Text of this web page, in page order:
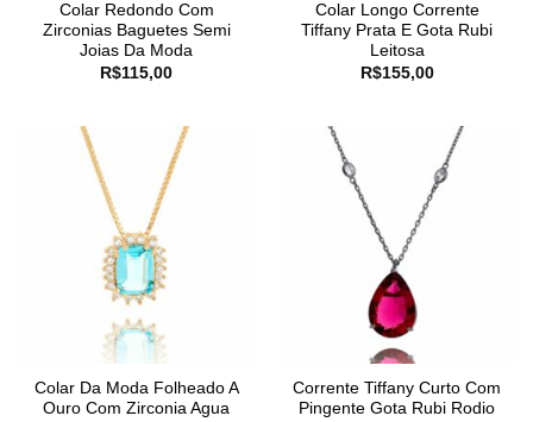
Colar Redondo Com
Zirconias Baguetes Semi
Joias Da Moda
R$115,00
Colar Longo Corrente
Tiffany Prata E Gota Rubi
Leitosa
R$155,00
Colar Da Moda Folheado A
Ouro Com Zirconia Agua
Corrente Tiffany Curto Com
Pingente Gota Rubi Rodio